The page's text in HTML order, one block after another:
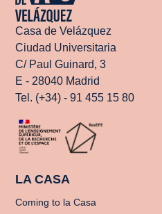
Casa de Velázquez
Ciudad Universitaria
C/ Paul Guinard, 3
E - 28040 Madrid
Tel. (+34) - 91 455 15 80
LA CASA
Coming to la Casa